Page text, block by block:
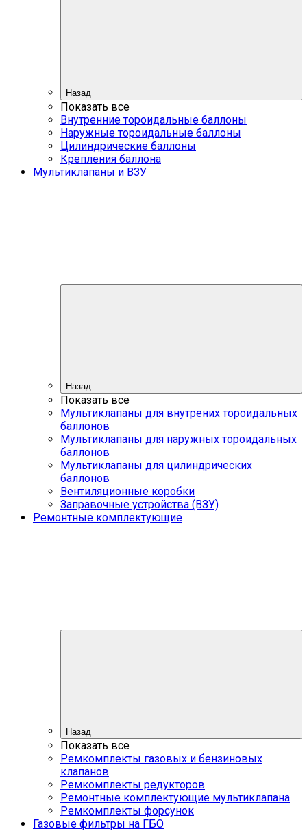
Назад
Показать все
Внутренние тороидальные баллоны
Наружные тороидальные баллоны
Цилиндрические баллоны
Крепления баллона
Мультиклапаны и ВЗУ
Назад
Показать все
Мультиклапаны для внутрених тороидальных
баллонов
Мультиклапаны для наружных тороидальных
баллонов
Мультиклапаны для цилиндрических
баллонов
Вентиляционные коробки
Заправочные устройства (ВЗУ)
Ремонтные комплектующие
Назад
Показать все
Ремкомплекты газовых и бензиновых
клапанов
Ремкомплекты редукторов
Ремонтные комплектующие мультиклапана
Ремкомплекты форсунок
Газовые фильтры на ГБО